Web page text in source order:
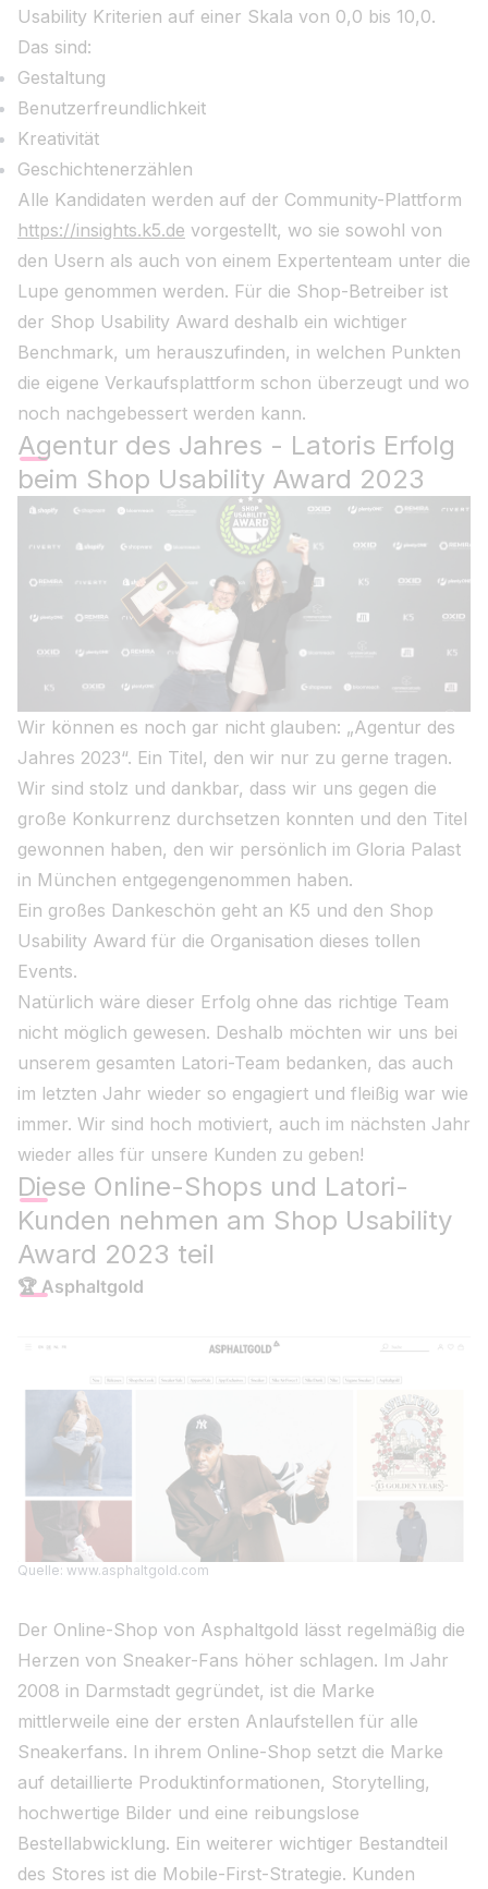
Usability Kriterien auf einer Skala von 0,0 bis 10,0.
Das sind:
Gestaltung
Benutzerfreundlichkeit
Kreativität
Geschichtenerzählen
Alle Kandidaten werden auf der Community-Plattform
https://insights.k5.de vorgestellt, wo sie sowohl von
den Usern als auch von einem Expertenteam unter die
Lupe genommen werden. Für die Shop-Betreiber ist
der Shop Usability Award deshalb ein wichtiger
Benchmark, um herauszufinden, in welchen Punkten
die eigene Verkaufsplattform schon überzeugt und wo
noch nachgebessert werden kann.
Agentur des Jahres - Latoris Erfolg
beim Shop Usability Award 2023
Wir können es noch gar nicht glauben: „Agentur des
Jahres 2023“. Ein Titel, den wir nur zu gerne tragen.
Wir sind stolz und dankbar, dass wir uns gegen die
große Konkurrenz durchsetzen konnten und den Titel
gewonnen haben, den wir persönlich im Gloria Palast
in München entgegengenommen haben.
Ein großes Dankeschön geht an K5 und den Shop
Usability Award für die Organisation dieses tollen
Events.
Natürlich wäre dieser Erfolg ohne das richtige Team
nicht möglich gewesen. Deshalb möchten wir uns bei
unserem gesamten Latori-Team bedanken, das auch
im letzten Jahr wieder so engagiert und fleißig war wie
immer. Wir sind hoch motiviert, auch im nächsten Jahr
wieder alles für unsere Kunden zu geben!
Diese Online-Shops und Latori-
Kunden nehmen am Shop Usability
Award 2023 teil
🏆 Asphaltgold
Quelle: www.asphaltgold.com
Der Online-Shop von Asphaltgold lässt regelmäßig die
Herzen von Sneaker-Fans höher schlagen. Im Jahr
2008 in Darmstadt gegründet, ist die Marke
mittlerweile eine der ersten Anlaufstellen für alle
Sneakerfans. In ihrem Online-Shop setzt die Marke
auf detaillierte Produktinformationen, Storytelling,
hochwertige Bilder und eine reibungslose
Bestellabwicklung. Ein weiterer wichtiger Bestandteil
des Stores ist die Mobile-First-Strategie. Kunden